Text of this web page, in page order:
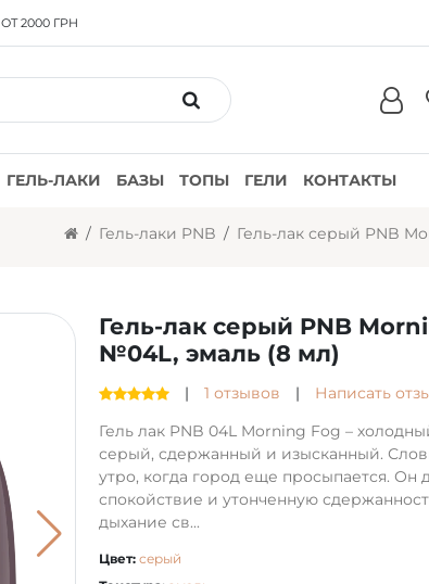
ОТ 2000 ГРН
ГЕЛЬ-ЛАКИ БАЗЫ ТОПЫ ГЕЛИ КОНТАКТЫ
Гель-лаки PNB
Гель-лак серый PNB
№04L, эмаль (8 мл)
| 1 отзывов |
Написать
Гель лак PNB 04L Morning Fog –
серый, сдержанный и изысканный.
утро, когда город еще просыпается. Он
спокойствие и утонченную
дыхание св...
Цвет: серый